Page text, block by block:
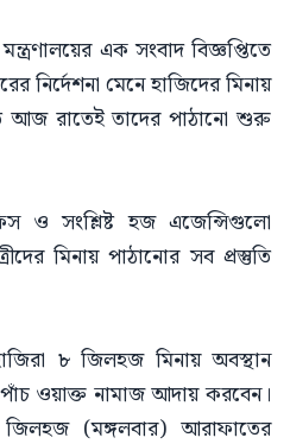
এক সংবাদ বিজ্ঞপ্তিতে
নির্দেশনা মেনে হাজিদের মিনায়
রাতেই তাদের পাঠানো শুরু
ও সংশ্লিষ্ট হজ এজেন্সিগুলো
মিনায় পাঠানোর সব প্রস্তুতি
৮ জিলহজ মিনায় অবস্থান
ওয়াক্ত নামাজ আদায় করবেন।
জিলহজ (মঙ্গলবার) আরাফাতের